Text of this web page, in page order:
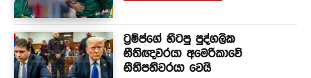
ට්‍රම්ප්ගේ හිටපු පුද්ගලික
නීතිඥවරයා අමෙරිකාවේ
නීතිපතිවරයා වෙයි